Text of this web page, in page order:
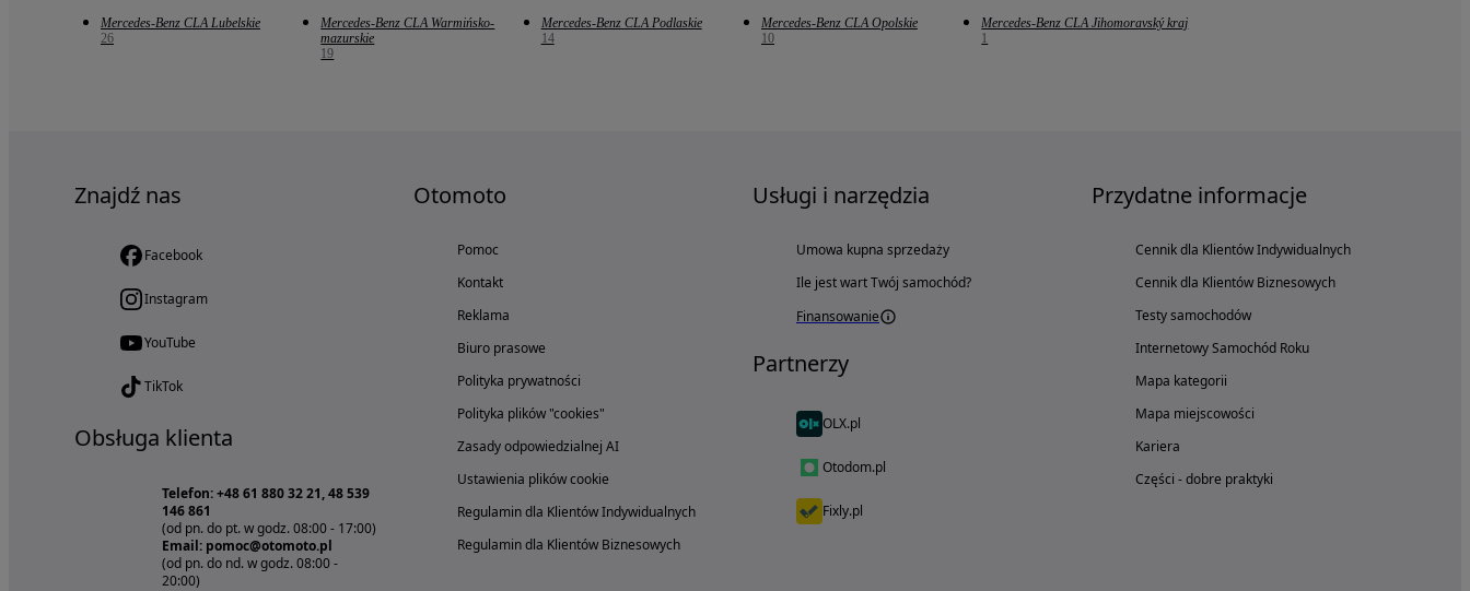
Mercedes-Benz CLA Lubelskie
26
Mercedes-Benz CLA Warmińsko-
mazurskie
19
Mercedes-Benz CLA Podlaskie
14
Mercedes-Benz CLA Opolskie
10
Mercedes-Benz CLA Jihomoravský kraj
1
Znajdź nas
Facebook
Instagram
YouTube
TikTok
Obsługa klienta
Telefon: +48 61 880 32 21, 48 539
146 861
(od pn. do pt. w godz. 08:00 - 17:00)
Email: pomoc@otomoto.pl
(od pn. do nd. w godz. 08:00 -
20:00)
Otomoto
Pomoc
Kontakt
Reklama
Biuro prasowe
Polityka prywatności
Polityka plików "cookies"
Zasady odpowiedzialnej AI
Ustawienia plików cookie
Regulamin dla Klientów Indywidualnych
Regulamin dla Klientów Biznesowych
Usługi i narzędzia
Umowa kupna sprzedaży
Ile jest wart Twój samochód?
Finansowanie
Partnerzy
OLX.pl
Otodom.pl
Fixly.pl
Przydatne informacje
Cennik dla Klientów Indywidualnych
Cennik dla Klientów Biznesowych
Testy samochodów
Internetowy Samochód Roku
Mapa kategorii
Mapa miejscowości
Kariera
Części - dobre praktyki